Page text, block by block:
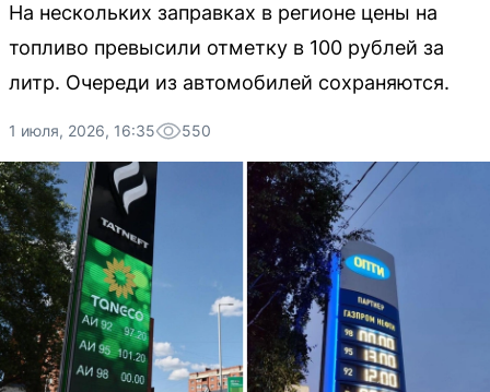
На нескольких заправках в регионе цены на
топливо превысили отметку в 100 рублей за
литр. Очереди из автомобилей сохраняются.
1 июля, 2026, 16:35 550